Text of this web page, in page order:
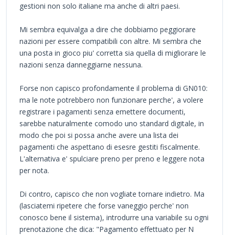
gestioni non solo italiane ma anche di altri paesi.
Mi sembra equivalga a dire che dobbiamo peggiorare
nazioni per essere compatibili con altre. Mi sembra che
una posta in gioco piu' corretta sia quella di migliorare le
nazioni senza danneggiarne nessuna.
Forse non capisco profondamente il problema di GN010:
ma le note potrebbero non funzionare perche', a volere
registrare i pagamenti senza emettere documenti,
sarebbe naturalmente comodo uno standard digitale, in
modo che poi si possa anche avere una lista dei
pagamenti che aspettano di esesre gestiti fiscalmente.
L'alternativa e' spulciare preno per preno e leggere nota
per nota.
Di contro, capisco che non vogliate tornare indietro. Ma
(lasciatemi ripetere che forse vaneggio perche' non
conosco bene il sistema), introdurre una variabile su ogni
prenotazione che dica: "Pagamento effettuato per N